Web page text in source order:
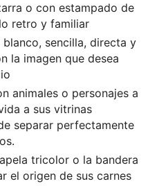
o con estampado de
retro y familiar
sencilla, directa y
la imagen que desea
animales o personajes a
a sus vitrinas
separar perfectamente
tricolor o la bandera
el origen de sus carnes